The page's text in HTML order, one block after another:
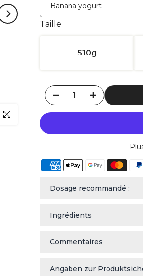
klicken um zu vergrößern
Taille
510g
Dosage recommandé :
Ingrédients
Commentaires
Angaben zur